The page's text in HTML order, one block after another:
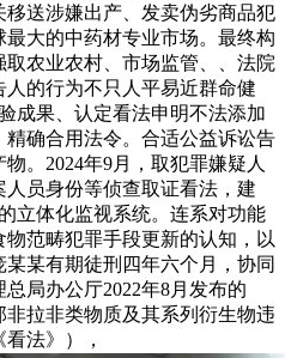
送涉嫌出产、发卖伪劣商品犯
最大的中药材专业市场。最终构
农业农村、市场监管、、法院
的行为不只人平易近群命健
成果、认定看法申明不法添加
确合用法令。合适公益诉讼告
。2024年9月，取犯罪嫌疑人
员身份等侦查取证看法，建
立体化监视系统。连系对功能
范畴犯罪手段更新的认知，以
某有期徒刑四年六个月，协同
局办公厅2022年8月发布的
非拉非类物质及其系列衍生物违
法》），